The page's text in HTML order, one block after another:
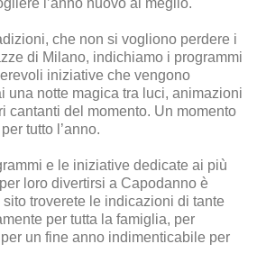
l’anno nuovo al meglio.
che non si vogliono perdere i
di Milano, indichiamo i programmi
iniziative che vengono
una notte magica tra luci, animazioni
cantanti del momento. Un momento
tutto l’anno.
e le iniziative dedicate ai più
loro divertirsi a Capodanno è
troverete le indicazioni di tante
per tutta la famiglia, per
un fine anno indimenticabile per